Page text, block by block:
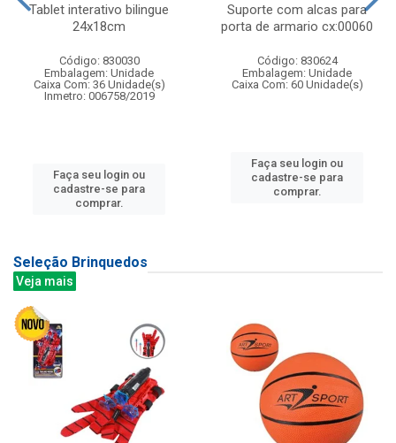
Tablet interativo bilingue
24x18cm
Código: 830030
Embalagem: Unidade
Caixa Com: 36 Unidade(s)
Inmetro: 006758/2019
Faça seu login ou
cadastre-se para
comprar.
Suporte com alcas para
porta de armario cx:00060
Código: 830624
Embalagem: Unidade
Caixa Com: 60 Unidade(s)
Faça seu login ou
cadastre-se para
comprar.
Seleção Brinquedos
Veja mais